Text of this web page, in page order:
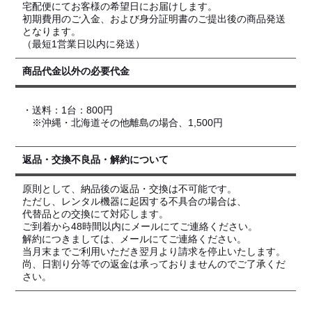
宅配便にてお客様の希望日にお届けします。
初期費用のご入金、および身分証明書のご提出後の商品発送
となります。
（最短1営業日以内に発送）
商品代金以外の必要代金
・送料：1台：800円
※沖縄・北海道その他離島の場合、1,500円
返品・交換不良品・解約について
原則として、納品後の返品・交換は不可能です。
ただし、レンタル機器に起因する不具合の場合は、
代替品との交換にて対応します。
ご到着から48時間以内にメールにてご連絡ください。
解約につきましては、メールにてご連絡ください。
当月末までご利用いただき翌月より請求を停止いたします。
尚、日割り分等での返金は承っておりませんのでご了承くだ
さい。